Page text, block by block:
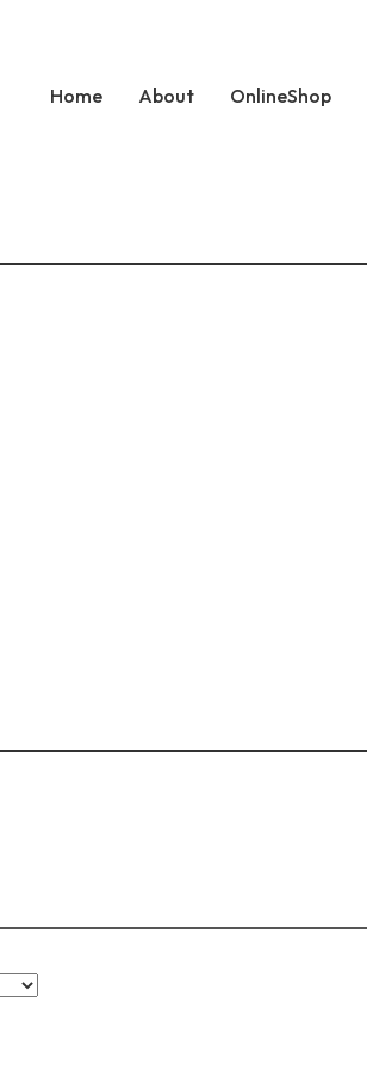
Home About OnlineShop